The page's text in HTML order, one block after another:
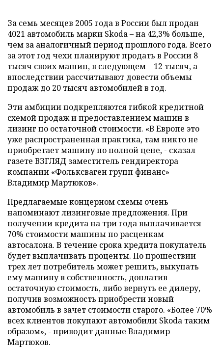
За семь месяцев 2005 года в России был продан
4021 автомобиль марки Skoda – на 42,3% больше,
чем за аналогичный период прошлого года. Всего
за этот год чехи планируют продать в России 8
тысяч своих машин, в следующем – 12 тысяч, а
впоследствии рассчитывают довести объемы
продаж до 20 тысяч автомобилей в год.
Эти амбиции подкрепляются гибкой кредитной
схемой продаж и предоставлением машин в
лизинг по остаточной стоимости. «В Европе это
уже распространенная практика, там никто не
приобретает машину по полной цене, - сказал
газете ВЗГЛЯД заместитель гендиректора
компании «Фольксваген групп финанс»
Владимир Мартюков».
Предлагаемые концерном схемы очень
напоминают лизинговые предложения. При
получении кредита на три года выплачивается
70% стоимости машины по расценкам
автосалона. В течение срока кредита покупатель
будет выплачивать проценты. По прошествии
трех лет потребитель может решить, выкупать
ему машину в собственность, доплатив
остаточную стоимость, либо вернуть ее дилеру,
получив возможность приобрести новый
автомобиль в зачет стоимости старого. «Более 70%
всех клиентов покупают автомобили Skoda таким
образом», - приводит данные Владимир
Мартюков.